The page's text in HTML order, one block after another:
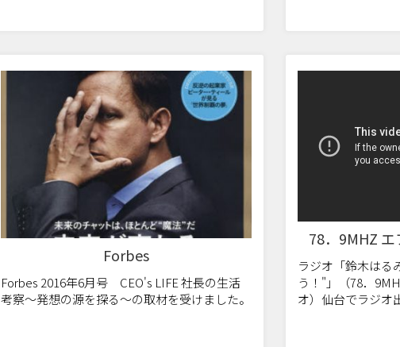
Forbes
Forbes 2016年6月号 CEO's LIFE 社長の生活
考察〜発想の源を探る〜の取材を受けました。
78．9MHZ
ラジオ「鈴木はる
う！"」（78．
オ）仙台でラジオ